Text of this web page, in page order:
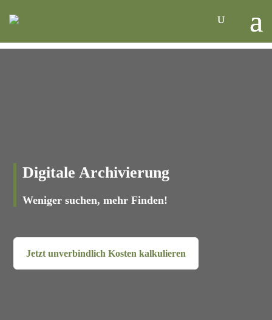
Digitale Archivierung
Weniger suchen, mehr Finden!
Jetzt unverbindlich Kosten kalkulieren